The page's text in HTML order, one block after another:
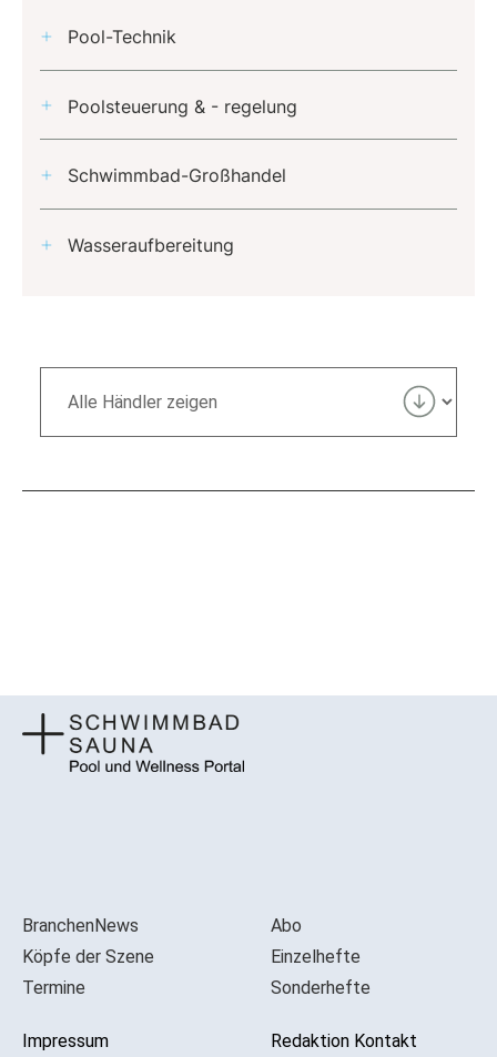
Pool-Technik
Poolsteuerung & - regelung
Schwimmbad-Großhandel
Wasseraufbereitung
BranchenNews
Köpfe der Szene
Termine
Impressum
Abo
Einzelhefte
Sonderhefte
Redaktion Kontakt